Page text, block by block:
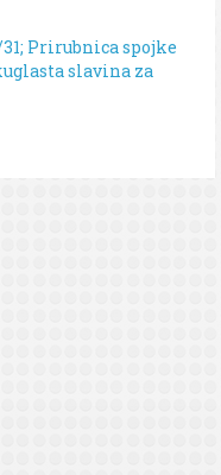
31; Prirubnica spojke
slavina za